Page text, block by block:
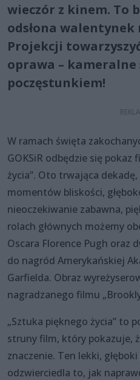
wieczór z kinem. To
odsłona
Projekcji
oprawa –
poczęstunkiem!
W ramach święta
GOKSiR odbędzie się pokaz
życia”. Oto trwająca
momentów bliskości,
nieoczekiwanie zabawna,
rolach głównych możemy
Oscara Florence Pugh oraz
do nagród Amerykańskiej
Garfielda. Obraz
nagradzanego filmu
„Sztuka pięknego życia” to
struny film, który pokazuje,
znaczenie. Ten lekki,
odzwierciedla to, jak